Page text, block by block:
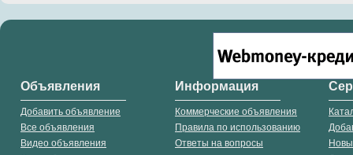
Объявления
Добавить объявление
Все объявления
Видео объявления
Информация
Коммерческие объявления
Правила по использованию
Ответы на вопросы